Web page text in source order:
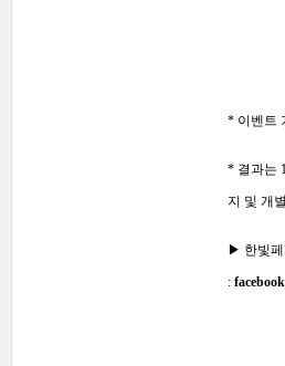
* 이벤트
* 결과는
지 및 개
▶ 한빛페
: